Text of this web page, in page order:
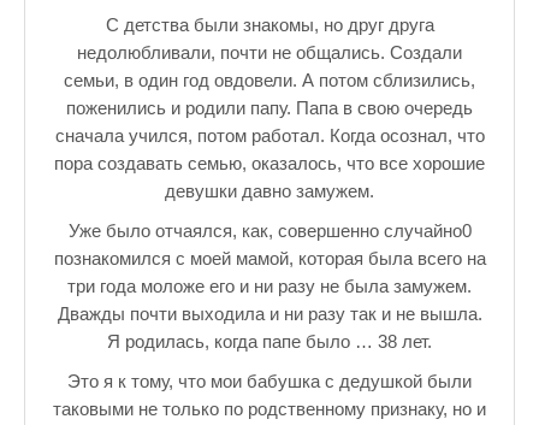
Отечество нам Царское Село.
Тренеры по настольному теннису в Пушкине
Лучшие рассказы
С детства были знакомы, но друг друга
недолюбливали, почти не общались. Создали
семьи, в один год овдовели. А потом сблизились,
поженились и родили папу. Папа в свою очередь
сначала учился, потом работал. Когда осознал, что
пора создавать семью, оказалось, что все хорошие
девушки давно замужем.
Уже было отчаялся, как, совершенно случайно0
познакомился с моей мамой, которая была всего на
три года моложе его и ни разу не была замужем.
Дважды почти выходила и ни разу так и не вышла.
Я родилась, когда папе было … 38 лет.
Это я к тому, что мои бабушка с дедушкой были
таковыми не только по родственному признаку, но и